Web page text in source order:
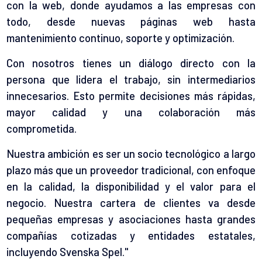
con la web, donde ayudamos a las empresas con
todo, desde nuevas páginas web hasta
mantenimiento continuo, soporte y optimización.
Con nosotros tienes un diálogo directo con la
persona que lidera el trabajo, sin intermediarios
innecesarios. Esto permite decisiones más rápidas,
mayor calidad y una colaboración más
comprometida.
Nuestra ambición es ser un socio tecnológico a largo
plazo más que un proveedor tradicional, con enfoque
en la calidad, la disponibilidad y el valor para el
negocio. Nuestra cartera de clientes va desde
pequeñas empresas y asociaciones hasta grandes
compañías cotizadas y entidades estatales,
incluyendo Svenska Spel."